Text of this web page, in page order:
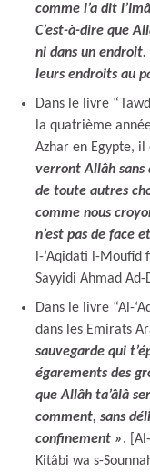
comme l’a dit
C’est-à-dire que
ni dans un endroit.
leurs endroits au
Dans le livre
la quatrième
Azhar en Egypte, il
verront Allâh sans
de toute autres
comme nous
n’est pas de face
l-‘Aqîdati l-Moufîd
Sayyidi Ahmad Ad-
Dans le livre “Al-
dans les Emirats
sauvegarde qui
égarements des
que Allâh ta’âlâ
comment, sans
confinement ».
Kitâbi wa s-